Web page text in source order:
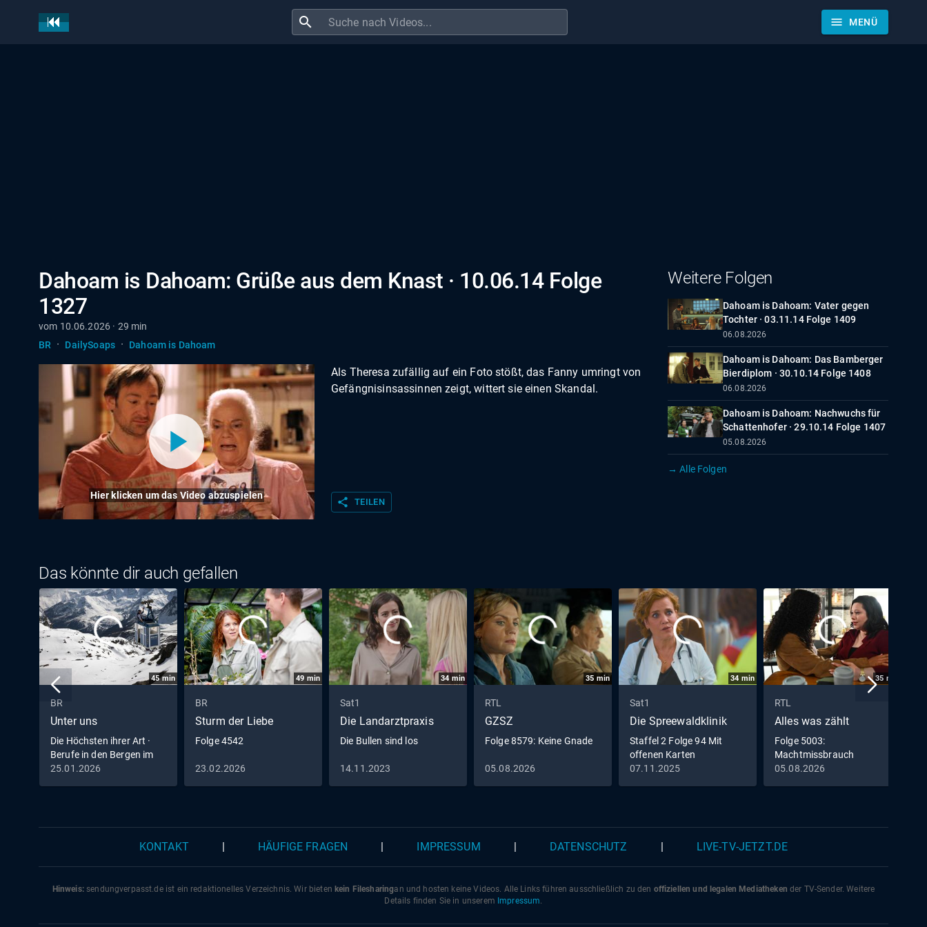
search menu MENÜ
Dahoam is Dahoam: Grüße aus dem Knast · 10.06.14 Folge
1327
vom 10.06.2026 · 29 min
BR
· DailySoaps · Dahoam is Dahoam
Hier klicken um das Video abzuspielen
Als Theresa zufällig auf ein Foto stößt, das Fanny umringt von
Gefängnisinsassinnen zeigt, wittert sie einen Skandal.
share TEILEN
Weitere Folgen
Dahoam is Dahoam: Vater gegen
Tochter · 03.11.14 Folge 1409
06.08.2026
Dahoam is Dahoam: Das Bamberger
Bierdiplom · 30.10.14 Folge 1408
06.08.2026
Dahoam is Dahoam: Nachwuchs für
Schattenhofer · 29.10.14 Folge 1407
05.08.2026
→ Alle Folgen
Das könnte dir auch gefallen
45min
BR
Unter uns
Die Höchsten ihrer Art ·
Berufe in den Bergen im
Winter
25.01.2026
49 min
BR
Sturm der Liebe
Folge 4542
23.02.2026
34 min
Sat1
Die Landarztpraxis
Die Bullen sind los
14.11.2023
35 min
RTL
GZSZ
Folge 8579: Keine Gnade
05.08.2026
34 min
Sat1
Die Spreewaldklinik
Staffel 2 Folge 94 Mit
offenen Karten
07.11.2025
35 min
RTL
Alles was zählt
Folge 5003:
Machtmissbrauch
05.08.2026
KONTAKT HÄUFIGE FRAGEN IMPRESSUM DATENSCHUTZ LIVE-TV-JETZT.DE
Hinweis:sendungverpasst.deist ein redaktionelles Verzeichnis. Wir bieten kein Filesharingan und hosten keine Videos. Alle Links führen ausschließlich zu den offiziellen und legalen Mediatheken der TV-Sender. Weitere
Details finden Sie in unserem Impressum.